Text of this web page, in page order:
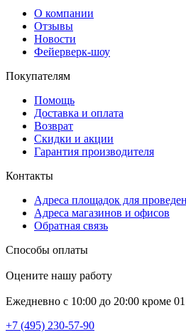
О компании
Отзывы
Новости
Фейерверк-шоу
Покупателям
Помощь
Доставка и оплата
Возврат
Скидки и акции
Гарантия производителя
Контакты
Адреса площадок для
Адреса магазинов и офисов
Обратная связь
Способы оплаты
Оцените нашу работу
Ежедневно с 10:00 до 20:00 кроме
+7 (495) 230-57-90